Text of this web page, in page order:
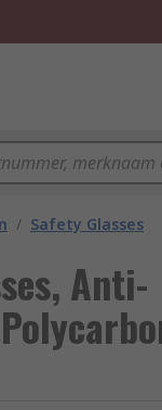
/ Safety Glasses
Anti-